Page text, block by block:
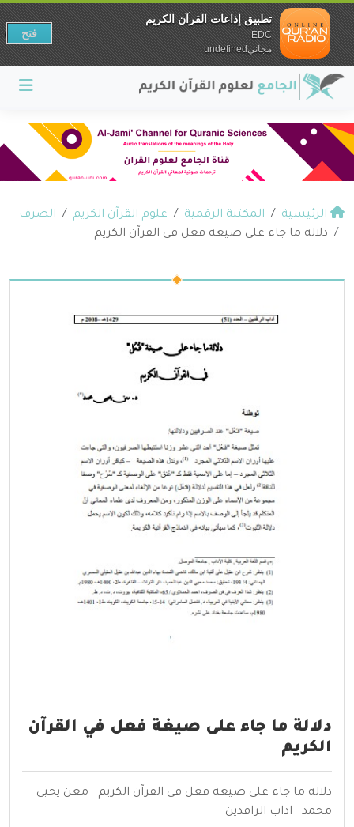
الرئيسية المكتبة الرقمية علوم القرآن الكريم
الصرف
دلالة ما جاء على صيغة فعل في القرآن الكريم
دلالة ما جاء على صيغة فعل في القرآن
الكريم
دلالة ما جاء على صيغة فعل في القرآن الكريم - معن يحيى
محمد - اداب الرافدين
تطبيق إذاعات القرآن الكريم
EDC
مجانيundefined
فتح